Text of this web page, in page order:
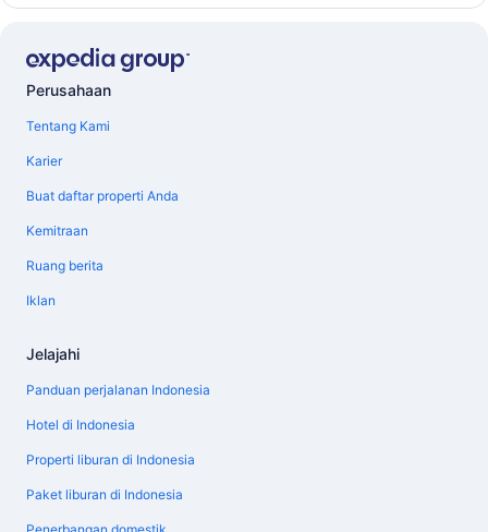
Perusahaan
Tentang Kami
Karier
Buat daftar properti Anda
Kemitraan
Ruang berita
Iklan
Jelajahi
Panduan perjalanan Indonesia
Hotel di Indonesia
Properti liburan di Indonesia
Paket liburan di Indonesia